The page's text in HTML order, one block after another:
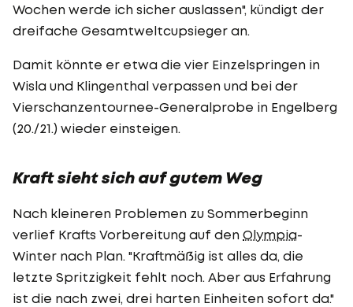
Wochen werde ich sicher auslassen", kündigt der
dreifache Gesamtweltcupsieger an.
Damit könnte er etwa die vier Einzelspringen in
Wisla und Klingenthal verpassen und bei der
Vierschanzentournee-Generalprobe in Engelberg
(20./21.) wieder einsteigen.
Kraft sieht sich auf gutem Weg
Nach kleineren Problemen zu Sommerbeginn
verlief Krafts Vorbereitung auf den Olympia-
Winter nach Plan. "Kraftmäßig ist alles da, die
letzte Spritzigkeit fehlt noch. Aber aus Erfahrung
ist die nach zwei, drei harten Einheiten sofort da."